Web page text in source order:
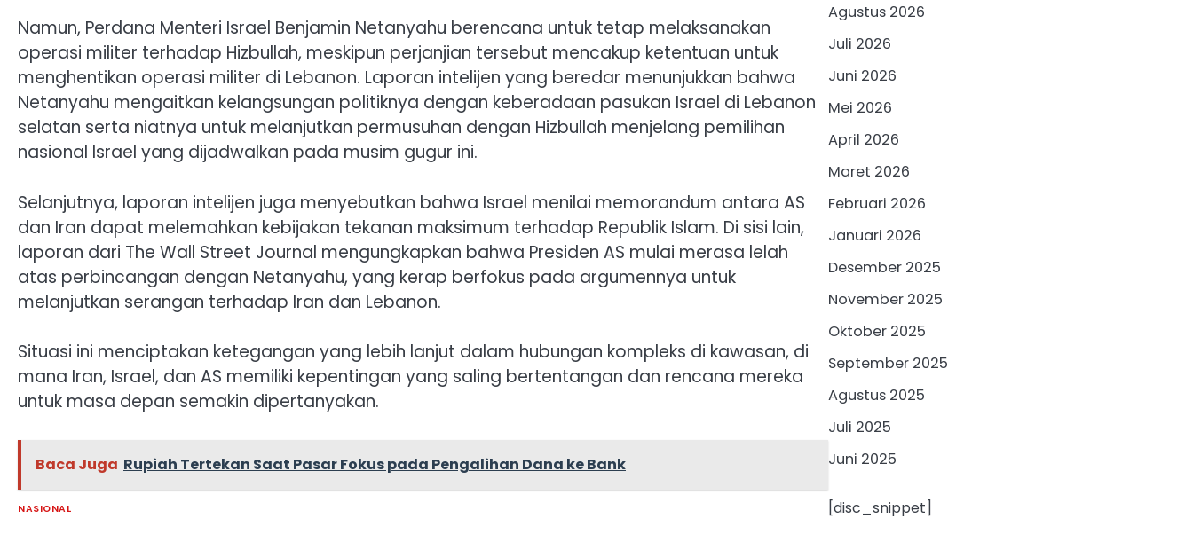
Namun, Perdana Menteri Israel Benjamin Netanyahu berencana untuk tetap melaksanakan
operasi militer terhadap Hizbullah, meskipun perjanjian tersebut mencakup ketentuan untuk
menghentikan operasi militer di Lebanon. Laporan intelijen yang beredar menunjukkan bahwa
Netanyahu mengaitkan kelangsungan politiknya dengan keberadaan pasukan Israel di Lebanon
selatan serta niatnya untuk melanjutkan permusuhan dengan Hizbullah menjelang pemilihan
nasional Israel yang dijadwalkan pada musim gugur ini.
Selanjutnya, laporan intelijen juga menyebutkan bahwa Israel menilai memorandum antara AS
dan Iran dapat melemahkan kebijakan tekanan maksimum terhadap Republik Islam. Di sisi lain,
laporan dari The Wall Street Journal mengungkapkan bahwa Presiden AS mulai merasa lelah
atas perbincangan dengan Netanyahu, yang kerap berfokus pada argumennya untuk
melanjutkan serangan terhadap Iran dan Lebanon.
Situasi ini menciptakan ketegangan yang lebih lanjut dalam hubungan kompleks di kawasan, di
mana Iran, Israel, dan AS memiliki kepentingan yang saling bertentangan dan rencana mereka
untuk masa depan semakin dipertanyakan.
Baca Juga Rupiah Tertekan Saat Pasar Fokus pada Pengalihan Dana ke Bank
NASIONAL
Agustus 2026
Juli 2026
Juni 2026
Mei 2026
April 2026
Maret 2026
Februari 2026
Januari 2026
Desember 2025
November 2025
Oktober 2025
September 2025
Agustus 2025
Juli 2025
Juni 2025
[disc_snippet]